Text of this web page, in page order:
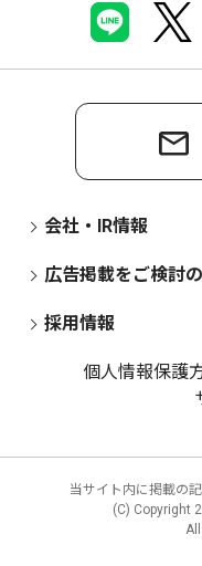
会社・IR情報
広告掲載をご検討
採用情報
個人情報保護
当サイト内に掲載の
(C) Copyright